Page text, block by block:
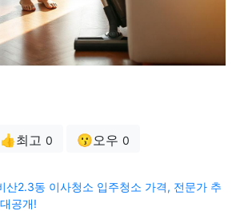
👍최고 0 😗오우 0
산2.3동 이사청소 입주청소 가격, 전문가 추
공개!